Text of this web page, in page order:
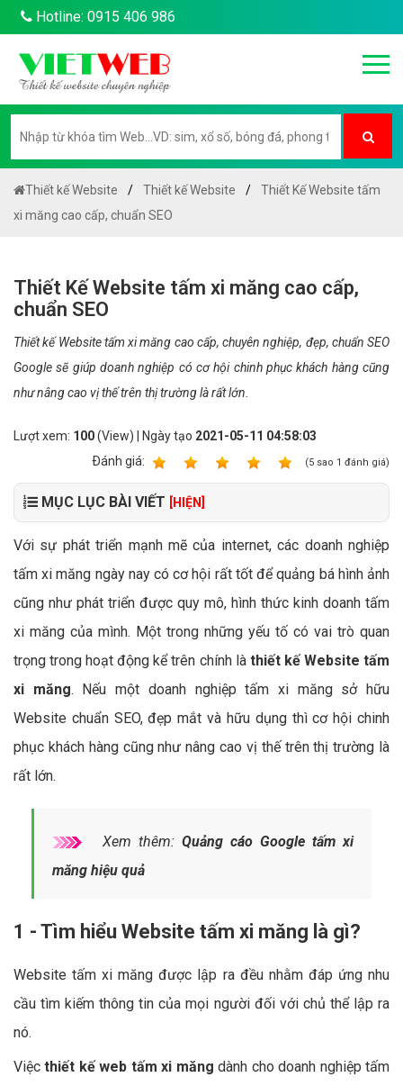
Hotline: 0915 406 986
Thiết kế Website Thiết kế Website
Thiết Kế Website tấm
xi măng cao cấp, chuẩn SEO
Thiết Kế Website tấm xi măng cao cấp,
chuẩn SEO
Thiết kế Website tấm xi măng cao cấp, chuyên nghiệp, đẹp, chuẩn SEO
Google sẽ giúp doanh nghiệp có cơ hội chinh phục khách hàng cũng
như nâng cao vị thế trên thị trường là rất lớn.
Lượt xem: 100(View) | Ngày tạo 2021-05-11 04:58:03
Ðánh giá:
(5 sao 1 đánh giá)
MỤC LỤC BÀI VIẾT [HIỆN]
Với sự phát triển mạnh mẽ của internet, các doanh nghiệp
tấm xi măng ngày nay có cơ hội rất tốt để quảng bá hình ảnh
cũng như phát triển được quy mô, hình thức kinh doanh tấm
xi măng của mình. Một trong những yếu tố có vai trò quan
trọng trong hoạt động kể trên chính là thiết kế Website tấm
xi măng. Nếu một doanh nghiệp tấm xi măng sở hữu
Website chuẩn SEO, đẹp mắt và hữu dụng thì cơ hội chinh
phục khách hàng cũng như nâng cao vị thế trên thị trường là
rất lớn.
Xem thêm: Quảng cáo Google tấm xi
măng hiệu quả
1 - Tìm hiểu Website tấm xi măng là gì?
Website tấm xi măng được lập ra đều nhằm đáp ứng nhu
cầu tìm kiếm thông tin của mọi người đối với chủ thể lập ra
nó.
Việcthiết kế web tấm xi măng dành cho doanh nghiệp tấm